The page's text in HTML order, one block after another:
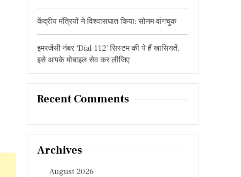
केंद्रीय मंत्रियों ने विश्वासघात किया: सोनम वांगचुक
इमरजेंसी नंबर ‘Dial 112’ सिस्टम की ये हैं खासियतें,
इसे आपके मोबाइल सेव कर लीजिए
Recent Comments
Archives
August 2026